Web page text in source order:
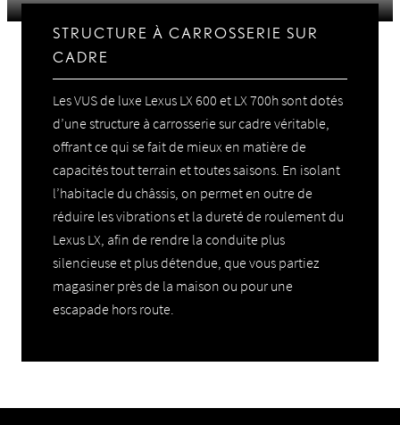
STRUCTURE À CARROSSERIE SUR
CADRE
Les VUS de luxe Lexus LX 600 et LX 700h sont dotés
d’une structure à carrosserie sur cadre véritable,
offrant ce qui se fait de mieux en matière de
capacités tout terrain et toutes saisons. En isolant
l’habitacle du châssis, on permet en outre de
réduire les vibrations et la dureté de roulement du
Lexus LX, afin de rendre la conduite plus
silencieuse et plus détendue, que vous partiez
magasiner près de la maison ou pour une
escapade hors route.